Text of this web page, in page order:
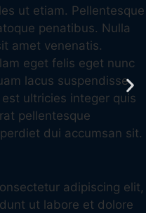
ut etiam. Pellentesque
penatibus. Nulla
amet venenatis.
eget felis eget nunc
lacus suspendisse
ultricies integer quis
pellentesque
dui accumsan sit.
adipiscing elit,
ut labore et dolore